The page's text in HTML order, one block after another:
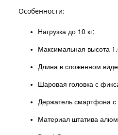
Особенности:
Нагрузка до 10 кг;
Максимальная высота
Длина в сложенном
Шаровая головка с
Держатель смартфона с
Материал штатива